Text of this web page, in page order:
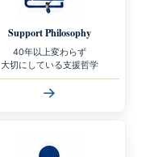
Support Philosophy
40年以上変わらず
大切にしている支援哲学
→